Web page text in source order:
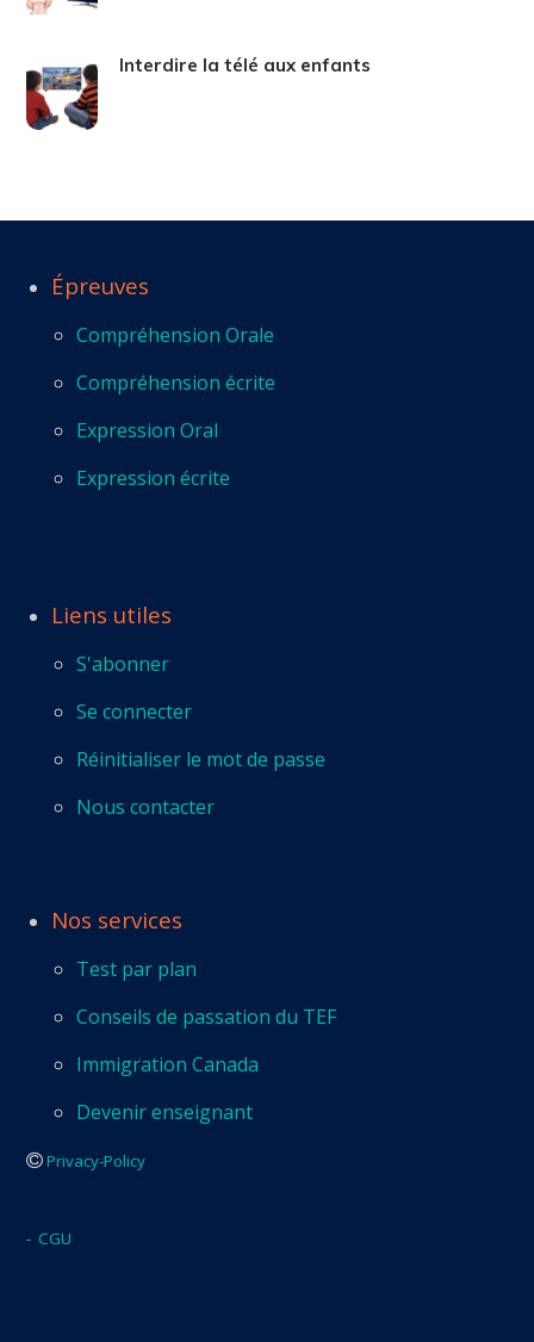
Interdire la télé aux enfants
Épreuves
Compréhension Orale
Compréhension écrite
Expression Oral
Expression écrite
Liens utiles
S'abonner
Se connecter
Réinitialiser le mot de passe
Nous contacter
Nos services
Test par plan
Conseils de passation du TEF
Immigration Canada
Devenir enseignant
Privacy-Policy
- CGU